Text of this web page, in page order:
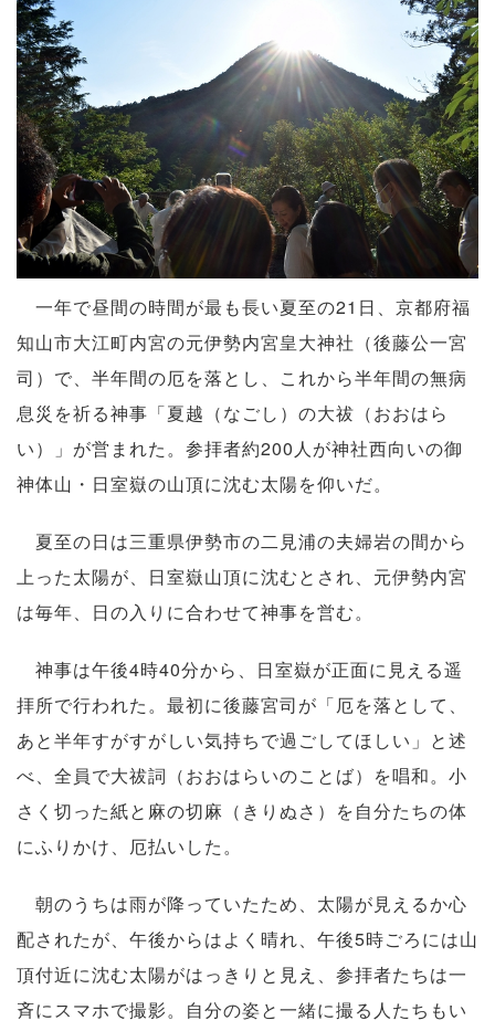
一年で昼間の時間が最も長い夏至の21日、京都府福
知山市大江町内宮の元伊勢内宮皇大神社（後藤公一宮
司）で、半年間の厄を落とし、これから半年間の無病
息災を祈る神事「夏越（なごし）の大祓（おおはら
い）」が営まれた。参拝者約200人が神社西向いの御
神体山・日室嶽の山頂に沈む太陽を仰いだ。
夏至の日は三重県伊勢市の二見浦の夫婦岩の間から
上った太陽が、日室嶽山頂に沈むとされ、元伊勢内宮
は毎年、日の入りに合わせて神事を営む。
神事は午後4時40分から、日室嶽が正面に見える遥
拝所で行われた。最初に後藤宮司が「厄を落として、
あと半年すがすがしい気持ちで過ごしてほしい」と述
べ、全員で大祓詞（おおはらいのことば）を唱和。小
さく切った紙と麻の切麻（きりぬさ）を自分たちの体
にふりかけ、厄払いした。
朝のうちは雨が降っていたため、太陽が見えるか心
配されたが、午後からはよく晴れ、午後5時ごろには山
頂付近に沈む太陽がはっきりと見え、参拝者たちは一
斉にスマホで撮影。自分の姿と一緒に撮る人たちもい